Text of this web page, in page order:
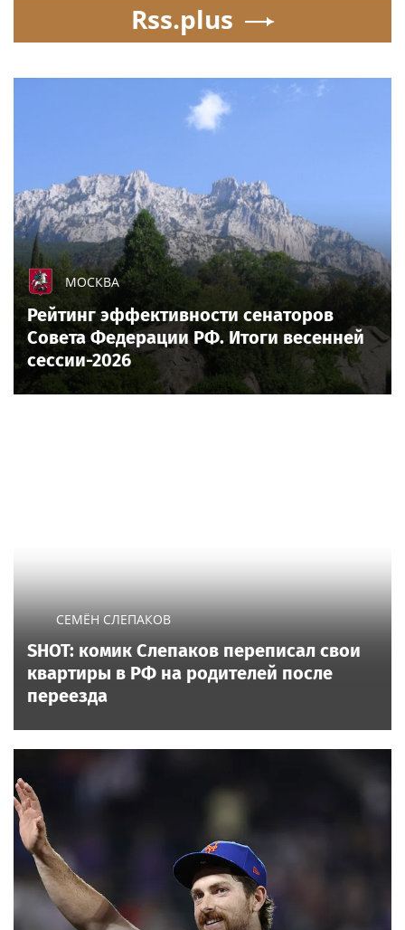
Rss.plus
МОСКВА
Рейтинг эффективности сенаторов
Совета Федерации РФ. Итоги весенней
сессии-2026
СЕМЁН СЛЕПАКОВ
SHOT: комик Слепаков переписал свои
квартиры в РФ на родителей после
переезда